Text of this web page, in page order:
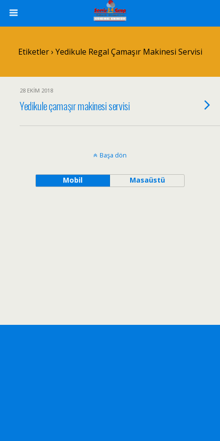
Etiketler › Yedikule Regal Çamaşır Makinesi Servisi
28 EKIM 2018
Yedikule çamaşır makinesi servisi
Başa dön
Mobil Masaüstü